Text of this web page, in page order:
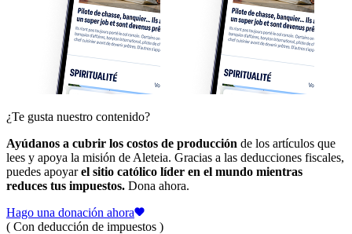
¿Te gusta nuestro contenido?
Ayúdanos a cubrir los costos de producción de los artículos que
lees y apoya la misión de Aleteia. Gracias a las deducciones fiscales,
puedes apoyarel sitio católico líder en el mundo mientras
reduces tus impuestos. Dona ahora.
Hago una donación ahora
( Con deducción de impuestos )